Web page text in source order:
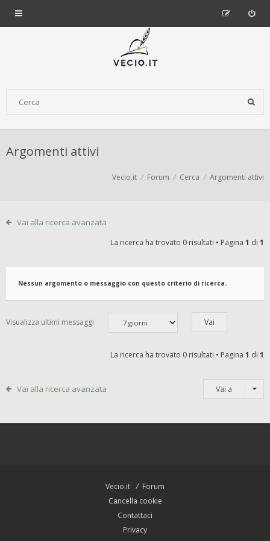
Argomenti attivi
Vecio.it Forum Cerca Argomenti attivi
Vai alla ricerca avanzata
La ricerca ha trovato 0 risultati • Pagina 1 di 1
Nessun argomento o messaggio con questo criterio di ricerca.
Visualizza ultimi messaggi
La ricerca ha trovato 0 risultati • Pagina 1 di 1
Vai alla ricerca avanzata Vai a
Vecio.it
Forum
Cancella cookie
Contattaci
Privacy